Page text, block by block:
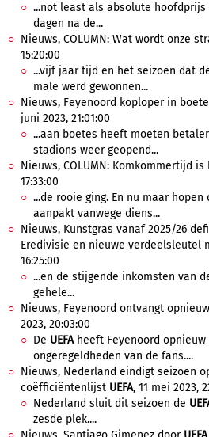
...not least als absolute hoofdprijs
dagen na de...
Nieuws, COLUMN: Wat wordt onze
15:20:00
...vijf jaar tijd en het seizoen dat
male werd gewonnen...
Nieuws, Feyenoord koploper in
juni 2023, 21:01:00
...aan boetes heeft moeten
stadions weer geopend...
Nieuws, COLUMN: Komkommertijd
17:33:00
...de rooie ging. En nu maar hopen
aanpakt vanwege diens...
Nieuws, Kunstgras vanaf 2025/26
Eredivisie en nieuwe verdeelsleutel
16:25:00
...en de stijgende inkomsten van
gehele...
Nieuws, Feyenoord ontvangt
2023, 20:03:00
De UEFAheeft Feyenoord opnieuw
ongeregeldheden van de fans....
Nieuws, Nederland eindigt seizoen
coëfficiëntenlijst UEFA, 11 mei 2023,
Nederland sluit dit seizoen de
zesde plek....